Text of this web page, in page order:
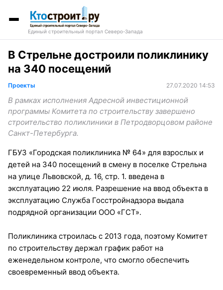
Единый строительный портал Северо-Запада
В Стрельне достроили поликлинику
на 340 посещений
Проекты 27.07.2020 14:53
В рамках исполнения Адресной инвестиционной
программы Комитета по строительству завершено
строительство поликлиники в Петродворцовом районе
Санкт-Петербурга.
ГБУЗ «Городская поликлиника № 64» для взрослых и
детей на 340 посещений в смену в поселке Стрельна
на улице Львовской, д. 16, стр. 1. введена в
эксплуатацию 22 июля. Разрешение на ввод объекта в
эксплуатацию Служба Госстройнадзора выдала
подрядной организации ООО «ГСТ».
Поликлиника строилась с 2013 года, поэтому Комитет
по строительству держал график работ на
еженедельном контроле, что смогло обеспечить
своевременный ввод объекта.